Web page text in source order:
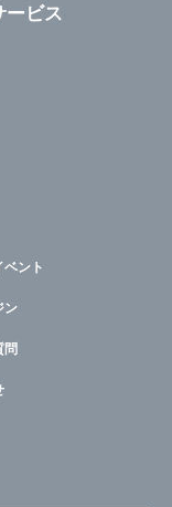
ービス
ント
ン
問